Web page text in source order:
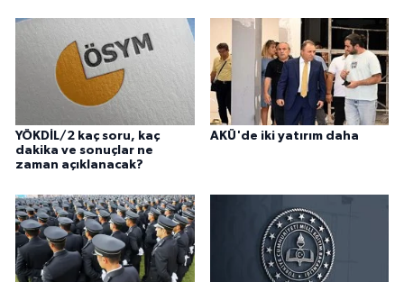
YÖKDİL/2 kaç soru, kaç
dakika ve sonuçlar ne
zaman açıklanacak?
AKÜ'de iki yatırım daha